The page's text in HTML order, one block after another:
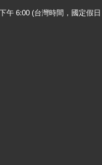
午 6:00 (台灣時間，國定假日